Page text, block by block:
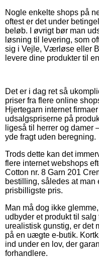
Nogle enkelte shops på
oftest er det under
beløb. I øvrigt bør man
løsning til levering, som
sig i Vejle, Værløse eller
levere dine produkter til
Det er i dag ret så
priser fra flere online
Hjertegarn internet
udsalgspriserne på
ligeså til herrer og damer
yde fragt uden beregning.
Trods dette kan det
flere internet webshops
Cotton nr. 8 Garn 201
bestilling, således at man
prisbilligste pris.
Man må dog ikke
udbyder et produkt til
urealistisk gunstig, er det
på en uægte e-butik.
ind under en lov, der
forhandlere.